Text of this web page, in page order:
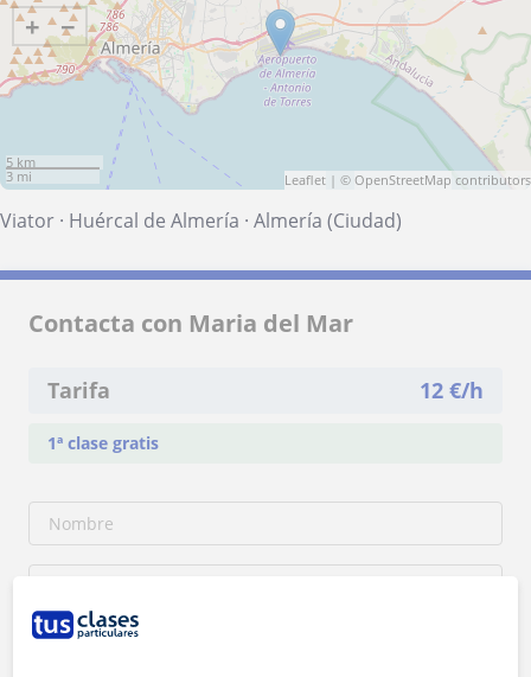
+ −
5 km
3 mi
Leaflet | © OpenStreetMap contributors
Viator · Huércal de Almería · Almería (Ciudad)
Contacta con Maria del Mar
Tarifa 12 €/h
1ª clase gratis